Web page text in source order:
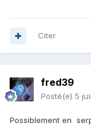
Citer
fred39
Posté(e) 5
Possiblement en